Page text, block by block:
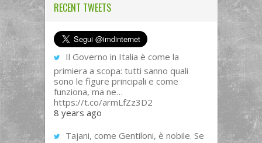
RECENT TWEETS
Il Governo in Italia è come la
primiera a scopa: tutti sanno quali
sono le figure principali e come
funziona, ma ne…
https://t.co/armLfZz3D2
8 years ago
Tajani, come Gentiloni, è nobile. Se